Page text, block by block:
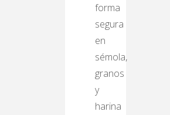
forma
segura
en
sémola,
granos
y
harina